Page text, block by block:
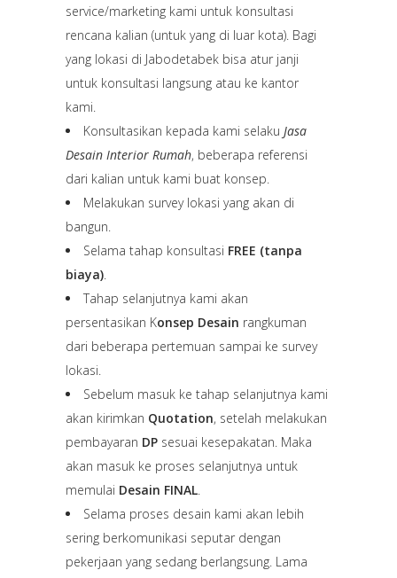
service/marketing kami untuk konsultasi
rencana kalian (untuk yang di luar kota). Bagi
yang lokasi di Jabodetabek bisa atur janji
untuk konsultasi langsung atau ke kantor
kami.
Konsultasikan kepada kami selaku Jasa
Desain Interior Rumah, beberapa referensi
dari kalian untuk kami buat konsep.
Melakukan survey lokasi yang akan di
bangun.
Selama tahap konsultasi FREE (tanpa
biaya).
Tahap selanjutnya kami akan
persentasikan Konsep Desain rangkuman
dari beberapa pertemuan sampai ke survey
lokasi.
Sebelum masuk ke tahap selanjutnya kami
akan kirimkan Quotation, setelah melakukan
pembayaran DP sesuai kesepakatan. Maka
akan masuk ke proses selanjutnya untuk
memulai Desain FINAL.
Selama proses desain kami akan lebih
sering berkomunikasi seputar dengan
pekerjaan yang sedang berlangsung. Lama